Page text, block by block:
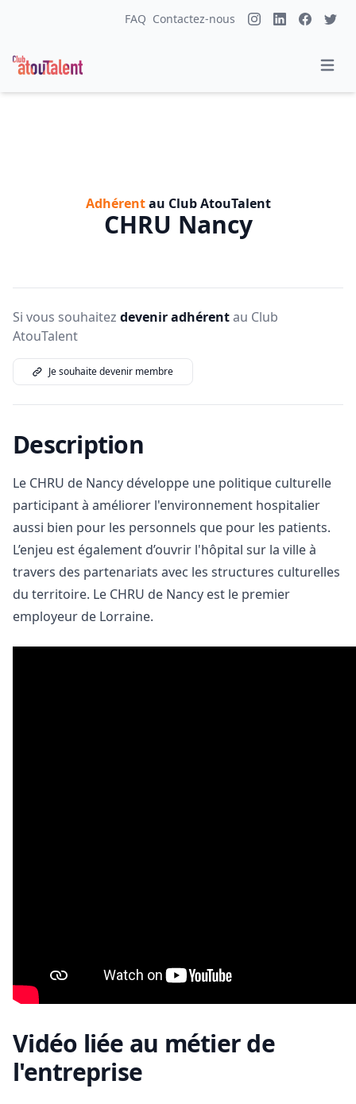
FAQ Contactez-nous
Adhérentau Club AtouTalent
CHRU Nancy
Si vous souhaitez devenir adhérentau Club
AtouTalent
Je souhaite devenir membre
Description
Le CHRU de Nancy développe une politique culturelle
participant à améliorer l'environnement hospitalier
aussi bien pour les personnels que pour les patients.
L’enjeu est également d’ouvrir l'hôpital sur la ville à
travers des partenariats avec les structures culturelles
du territoire. Le CHRU de Nancy est le premier
employeur de Lorraine.
Vidéo liée au métier de
l'entreprise